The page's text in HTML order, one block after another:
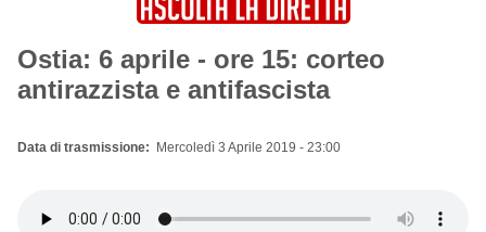
Ostia: 6 aprile - ore 15: corteo
antirazzista e antifascista
Data di trasmissione Mercoledì 3 Aprile 2019 - 23:00